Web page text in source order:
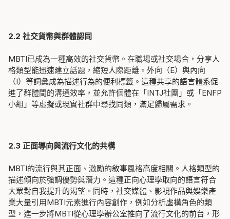
2.2 社交貨幣與群體認同
MBTI已成為一種高效的社交貨幣。在職場或社交場合，分享人
格類型能迅速建立話題，縮短人際距離。外向（E）與內向
（I）等詞彙成為描述行為的便利標籤。這種共享的語言體系促
進了群體間的溝通效率，並允許個體在「INTJ社團」或「ENFP
小組」等虛擬或現實社群中尋找同類，滿足歸屬需求。
2.3 正面導向與流行文化的共構
MBTI的流行與其正面、激勵的敘事風格高度相關。人格類型的
描述傾向於強調優勢與潛力。這種正向心理學取向的語言符合
大眾對自我提升的渴望。同時，社交媒體、影視作品與娛樂產
業大量引用MBTI元素進行內容創作，例如分析虛構角色的類
型，進一步將MBTI從心理學辦公室推向了流行文化的前台，形